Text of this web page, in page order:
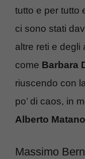
tutto e per tutto
ci sono stati
altre reti e degli
come Barbara
riuscendo con
po’ di caos, in
Alberto Matano
Massimo